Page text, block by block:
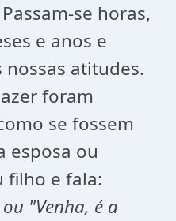
se horas,
e anos e
atitudes.
foram
se fossem
esposa ou
filho e fala:
"Venha, é a